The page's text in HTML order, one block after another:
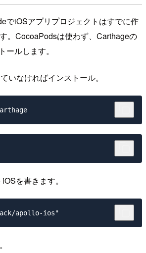
でiOSアプリプロジェクトはすでに作
。CocoaPodsは使わず、Carthageの
ルします。
いなければインストール。
を書きます。